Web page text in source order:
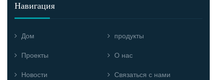
Навигация
Дом продукты
Проекты О нас
Новости Связаться с нами